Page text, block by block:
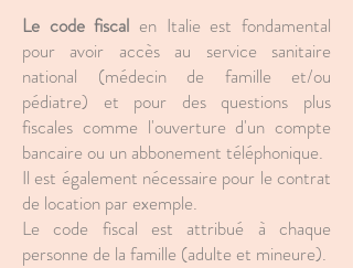
Le code fiscal en Italie est fondamental
pour avoir accès au service sanitaire
national (médecin de famille et/ou
pédiatre) et pour des questions plus
fiscales comme l'ouverture d'un compte
bancaire ou un abbonement téléphonique.
Il est également nécessaire pour le contrat
de location par exemple.
Le code fiscal est attribué à chaque
personne de la famille (adulte et mineure).